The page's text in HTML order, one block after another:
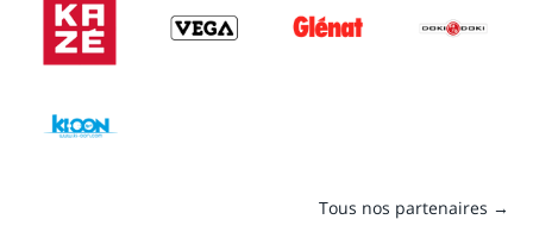
Tous nos partenaires →